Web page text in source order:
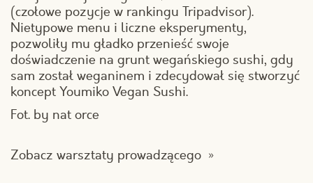
(czołowe pozycje w rankingu Tripadvisor).
Nietypowe menu i liczne eksperymenty,
pozwoliły mu gładko przenieść swoje
doświadczenie na grunt wegańskiego sushi, gdy
sam został weganinem i zdecydował się stworzyć
koncept Youmiko Vegan Sushi.
Fot. by nat orce
Zobacz warsztaty prowadzącego